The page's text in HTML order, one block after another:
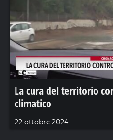
La cura del territorio
climatico
22 ottobre 2024